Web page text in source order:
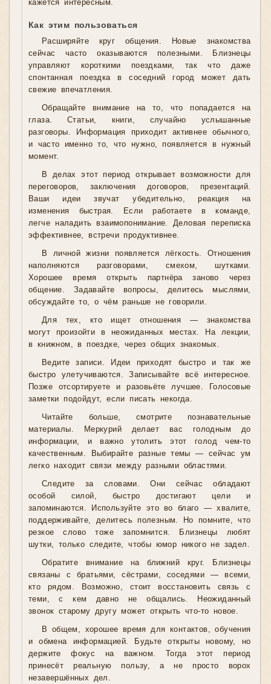
кажется интересным.
Как этим пользоваться
Расширяйте круг общения. Новые знакомства
сейчас часто оказываются полезными. Близнецы
управляют короткими поездками, так что даже
спонтанная поездка в соседний город может дать
свежие впечатления.
Обращайте внимание на то, что попадается на
глаза. Статьи, книги, случайно услышанные
разговоры. Информация приходит активнее обычного,
и часто именно то, что нужно, появляется в нужный
момент.
В делах этот период открывает возможности для
переговоров, заключения договоров, презентаций.
Ваши идеи звучат убедительно, реакция на
изменения быстрая. Если работаете в команде,
легче наладить взаимопонимание. Деловая переписка
эффективнее, встречи продуктивнее.
В личной жизни появляется лёгкость. Отношения
наполняются разговорами, смехом, шутками.
Хорошее время открыть партнёра заново через
общение. Задавайте вопросы, делитесь мыслями,
обсуждайте то, о чём раньше не говорили.
Для тех, кто ищет отношения — знакомства
могут произойти в неожиданных местах. На лекции,
в книжном, в поездке, через общих знакомых.
Ведите записи. Идеи приходят быстро и так же
быстро улетучиваются. Записывайте всё интересное.
Позже отсортируете и разовьёте лучшее. Голосовые
заметки подойдут, если писать некогда.
Читайте больше, смотрите познавательные
материалы. Меркурий делает вас голодным до
информации, и важно утолить этот голод чем-то
качественным. Выбирайте разные темы — сейчас ум
легко находит связи между разными областями.
Следите за словами. Они сейчас обладают
особой силой, быстро достигают цели и
запоминаются. Используйте это во благо — хвалите,
поддерживайте, делитесь полезным. Но помните, что
резкое слово тоже запомнится. Близнецы любят
шутки, только следите, чтобы юмор никого не задел.
Обратите внимание на ближний круг. Близнецы
связаны с братьями, сёстрами, соседями — всеми,
кто рядом. Возможно, стоит восстановить связь с
теми, с кем давно не общались. Неожиданный
звонок старому другу может открыть что-то новое.
В общем, хорошее время для контактов, обучения
и обмена информацией. Будьте открыты новому, но
держите фокус на важном. Тогда этот период
принесёт реальную пользу, а не просто ворох
незавершённых дел.